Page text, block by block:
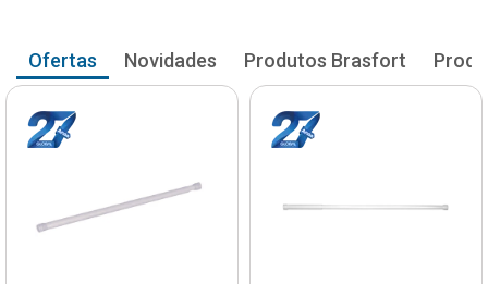
Ofertas Novidades Produtos Brasfort